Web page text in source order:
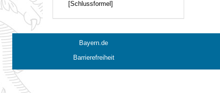
[Schlussformel]
Bayern.de
Barrierefreiheit